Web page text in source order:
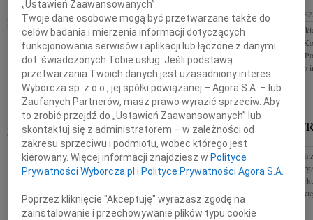
07.06.2011RZESZÓW
Drogiemu Koledze Zbyszkowi Puzonowi wyrazy
głębokiego współczucia z powodu śmierci Mamy
składają koleżanki i koledzy z Coca-Cola HBC
07.06.2011
Z głębokim
śmierci Janusza
Wojewódzkiego
07.06.2011 RZESZÓW
Rodzinie Zmarłego Janusza Kołakowskiego
Dyrektora Wojewódzkiego Podkarpackiego Szpitala
Psychiatrycznego im. prof. Eugeniusza Brzezickiego
w Żurawicy wyrazy głębokiego...
JAN
Z głębokim
Jan Szafrański
Magurskiego
przyrody
„Ustawień Zaawansowanych”.
Twoje dane osobowe mogą być przetwarzane także do
celów badania i mierzenia informacji dotyczących
funkcjonowania serwisów i aplikacji lub łączone z danymi
dot. świadczonych Tobie usług. Jeśli podstawą
przetwarzania Twoich danych jest uzasadniony interes
Wyborcza sp. z o.o., jej spółki powiązanej – Agora S.A. – lub
Zaufanych Partnerów, masz prawo wyrazić sprzeciw. Aby
to zrobić przejdź do „Ustawień Zaawansowanych” lub
skontaktuj się z administratorem – w zależności od
zakresu sprzeciwu i podmiotu, wobec którego jest
kierowany. Więcej informacji znajdziesz w Polityce
Prywatności Wyborcza.pl i Polityce Prywatności Agora S.A.
Poprzez kliknięcie "Akceptuję" wyrażasz zgodę na
zainstalowanie i przechowywanie plików typu cookie